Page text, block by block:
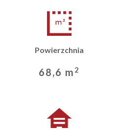
Powierzchnia
68,6 m 2